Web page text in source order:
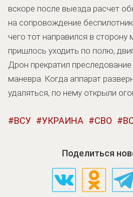
вскоре после выезда расчет
на сопровождение
чего тот направился в
пришлось уходить по полю,
Дрон прекратил
маневра. Когда аппарат
удаляться, по нему открыли
ВСУ УКРАИНА СВО
Поделиться